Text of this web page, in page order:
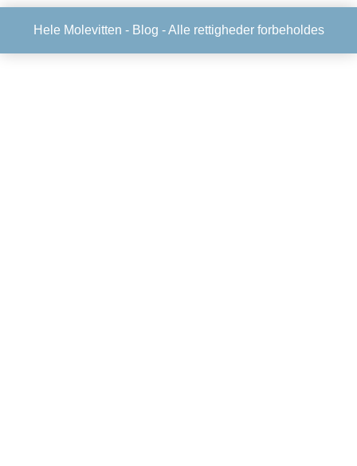
Hele Molevitten - Blog - Alle rettigheder forbeholdes